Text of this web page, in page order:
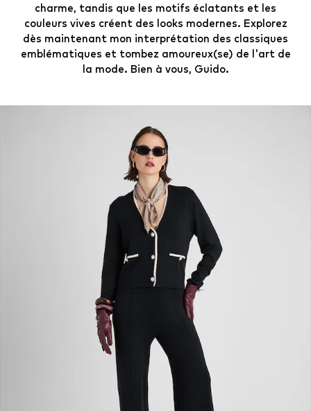
charme, tandis que les motifs éclatants et les
couleurs vives créent des looks modernes. Explorez
dès maintenant mon interprétation des classiques
emblématiques et tombez amoureux(se) de l'art de
la mode. Bien à vous, Guido.